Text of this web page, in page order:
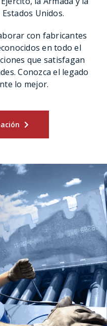
en 1902 como
Una y otra vez
capacidad para
demandas de los
incluyendo clientes
y nuestro trabajo
la Armada y la
Unidos.
con fabricantes
en todo el
que satisfagan
lo mejor.